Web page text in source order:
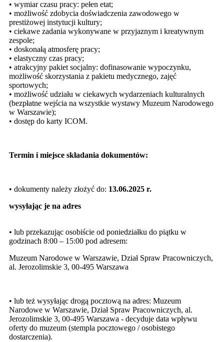
• wymiar czasu pracy: pełen etat;
• możliwość zdobycia doświadczenia zawodowego w
prestiżowej instytucji kultury;
• ciekawe zadania wykonywane w przyjaznym i kreatywnym
zespole;
• doskonałą atmosferę pracy;
• elastyczny czas pracy;
• atrakcyjny pakiet socjalny: dofinasowanie wypoczynku,
możliwość skorzystania z pakietu medycznego, zajęć
sportowych;
• możliwość udziału w ciekawych wydarzeniach kulturalnych
(bezpłatne wejścia na wszystkie wystawy Muzeum Narodowego
w Warszawie);
• dostęp do karty ICOM.
Termin i miejsce składania dokumentów:
• dokumenty należy złożyć do: 13.06.2025 r.
wysyłając je na adres
• lub przekazując osobiście od poniedziałku do piątku w
godzinach 8:00 – 15:00 pod adresem:
Muzeum Narodowe w Warszawie, Dział Spraw Pracowniczych,
al. Jerozolimskie 3, 00-495 Warszawa
• lub też wysyłając drogą pocztową na adres: Muzeum
Narodowe w Warszawie, Dział Spraw Pracowniczych, al.
Jerozolimskie 3, 00-495 Warszawa - decyduje data wpływu
oferty do muzeum (stempla pocztowego / osobistego
dostarczenia).